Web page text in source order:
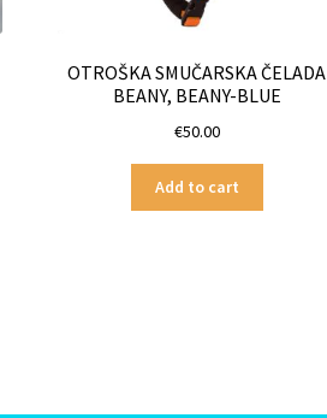
OTROŠKA SMUČARSKA ČELADA
BEANY, BEANY-BLUE
€50.00
Add to cart